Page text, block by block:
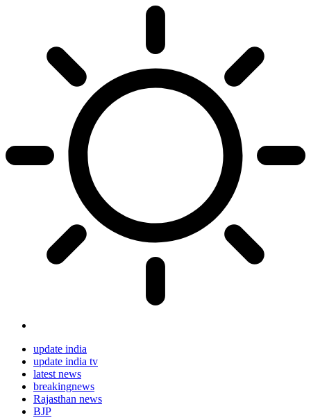
update india
update india tv
latest news
breakingnews
Rajasthan news
BJP